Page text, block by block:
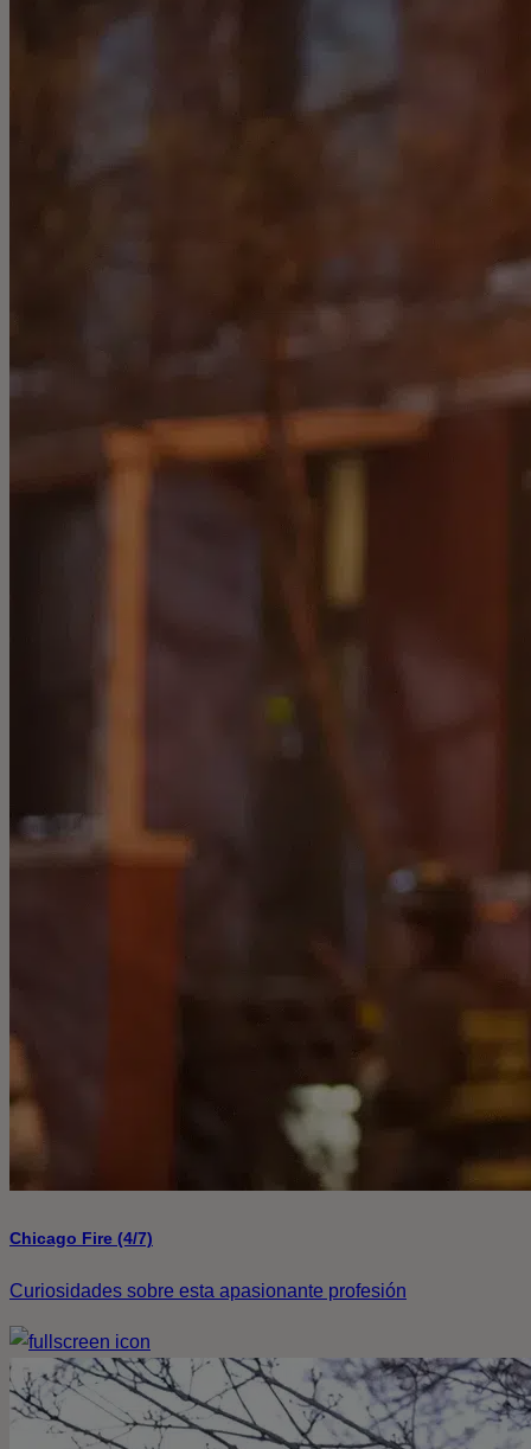
Chicago Fire (4/7)
Curiosidades sobre esta apasionante profesión